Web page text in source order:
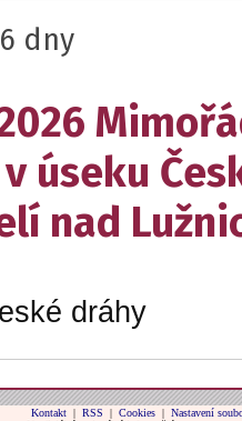
dny
úseku
nad
dráhy
Kontakt| RSS | Cookies| Nastavení